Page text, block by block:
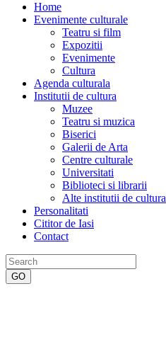
Home
Evenimente culturale
Teatru si film
Expozitii
Evenimente
Cultura
Agenda culturala
Institutii de cultura
Muzee
Teatru si muzica
Biserici
Galerii de Arta
Centre culturale
Universitati
Biblioteci si librarii
Alte institutii de cultura
Personalitati
Cititor de Iasi
Contact